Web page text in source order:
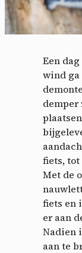
Een
wind ga
demper
fiets, tot
Met de
fiets en
er aan
Nadien
aan te